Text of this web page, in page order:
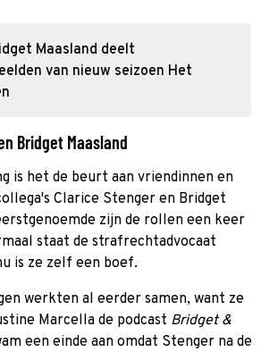
Maasland deelt
van nieuw seizoen Het
Bridget Maasland
is het de beurt aan vriendinnen en
Clarice Stenger en Bridget
zijn de rollen een keer
staat de strafrechtadvocaat
is ze zelf een boef.
werkten al eerder samen, want ze
Marcella de podcast Bridget &
een einde aan omdat Stenger na de